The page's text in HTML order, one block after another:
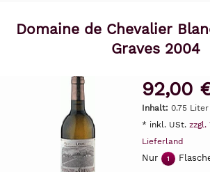
Domaine de Chevalier
Graves 2004
92,00
Inhalt: 0.75
* inkl. USt. zzgl.
Lieferland
Nur 1